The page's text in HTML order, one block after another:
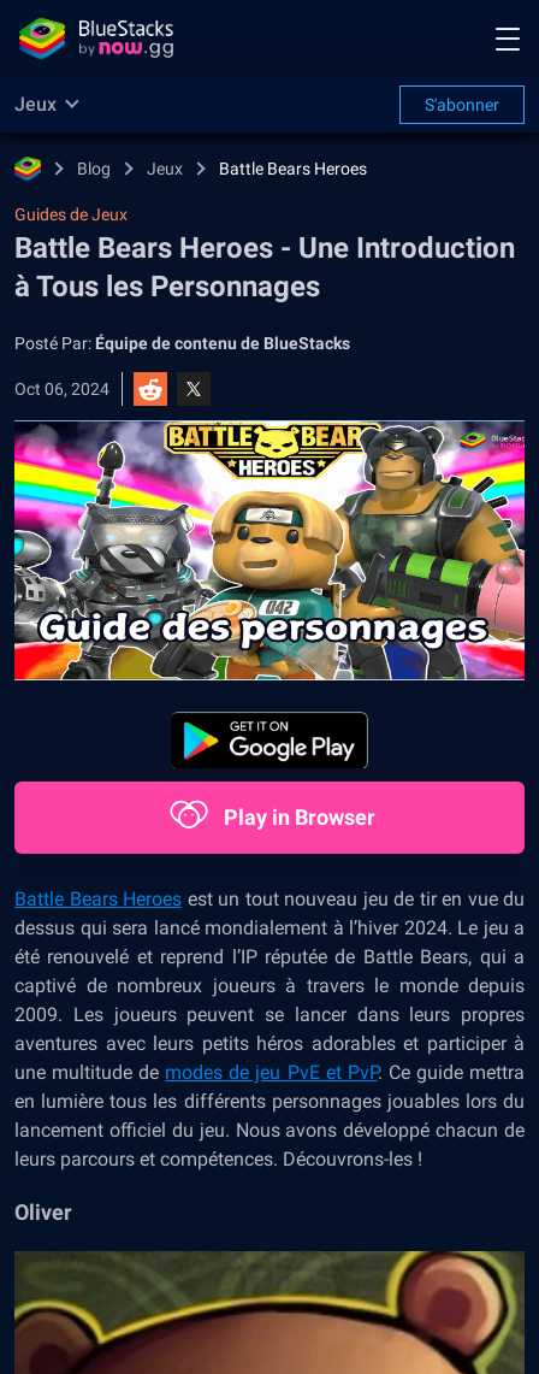
Jeux S'abonner
Blog Jeux Battle Bears Heroes
Guides de Jeux
Battle Bears Heroes - Une Introduction
à Tous les Personnages
Posté Par: Équipe de contenu de BlueStacks
Oct 06, 2024
Play in Browser
Battle Bears Heroes est un tout nouveau jeu de tir en vue du
dessus qui sera lancé mondialement à l’hiver 2024. Le jeu a
été renouvelé et reprend l’IP réputée de Battle Bears, qui a
captivé de nombreux joueurs à travers le monde depuis
2009. Les joueurs peuvent se lancer dans leurs propres
aventures avec leurs petits héros adorables et participer à
une multitude de modes de jeu PvE et PvP. Ce guide mettra
en lumière tous les différents personnages jouables lors du
lancement officiel du jeu. Nous avons développé chacun de
leurs parcours et compétences. Découvrons-les !
Oliver